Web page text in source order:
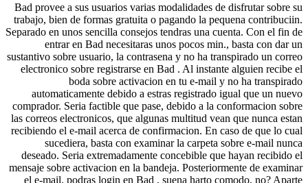
Bad provee a sus usuarios varias modalidades de
trabajo, bien de formas gratuita o pagando la pequena
Separado en unos sencilla consejos tendras una cuenta.
entrar en Bad necesitaras unos pocos min., basta
sustantivo sobre usuario, la contrasena y no ha transpirado
electronico sobre registrarse en Bad . Al instante
boda sobre activacion en tu e-mail y no ha
automaticamente debido a estras registrado igual que
comprador. Seri­a factible que pase, debido a la
las correos electronicos, que algunas multitud vean que
recibiendo el e-mail acerca de confirmacion. En caso de
sucediera, basta con examinar la carpeta sobre e-
deseado. Seri­a extremadamente concebible que hayan
mensaje sobre activacion en la bandeja. Posteriormente de
el e-mail, podras login en Bad , suena harto comodo,